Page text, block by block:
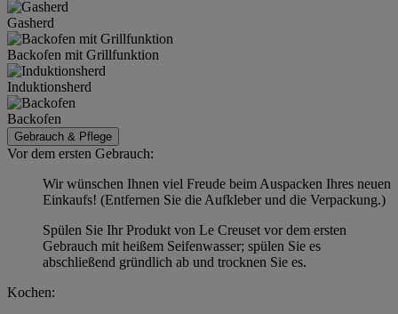
Gasherd
Backofen mit Grillfunktion
Induktionsherd
Backofen
Gebrauch & Pflege
Vor dem ersten Gebrauch:
Wir wünschen Ihnen viel Freude beim Auspacken Ihres neuen
Einkaufs! (Entfernen Sie die Aufkleber und die Verpackung.)
Spülen Sie Ihr Produkt von Le Creuset vor dem ersten
Gebrauch mit heißem Seifenwasser; spülen Sie es
abschließend gründlich ab und trocknen Sie es.
Kochen: